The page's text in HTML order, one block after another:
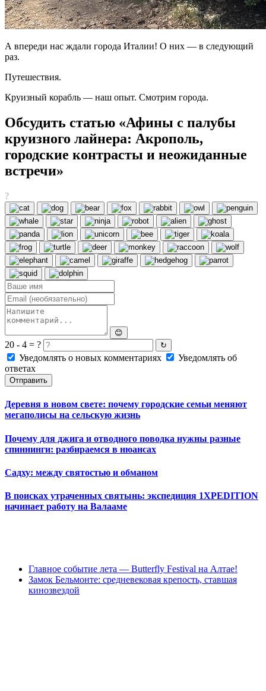
А впереди нас ждали города Италии! О них — в следующий
раз.
Путешествия.
Круизный корабль — наш опыт. Смотрим города.
Обсудить статью «Афины с палубы
круизного лайнера: Акрополь,
городские контрасты и неожиданные
встречи»
?
😊
20 - 4 = ? ↻
Уведомлять о новых комментариях
Уведомлять об
ответах
Отправить
Деревня в новом свете: почему городские семьи меняют
мегаполисы на сельскую жизнь
Почему для джига и отводного поводка нужны разные
спиннинги: разбираемся в нюансах
Садху: между святостью и обманом
В поисках утраченных святынь: экспедиция 1XPEDITION
начинает работу на Валааме
Главное событие лета — Butterfly Festival на Алтае!
Замок Бельмонте: средневековая крепость, ставшая
кинозвездой